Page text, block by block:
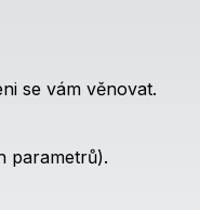
se vám věnovat.
parametrů).